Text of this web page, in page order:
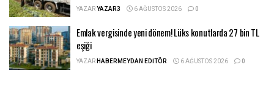
YAZARYAZAR3 6 AĞUSTOS 2026 0
Emlak vergisinde yeni dönem! Lüks konutlarda 27 bin TL
eşiği
YAZARHABERMEYDAN EDITÖR 6 AĞUSTOS 2026 0